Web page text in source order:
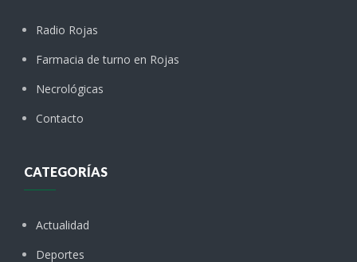
Radio Rojas
Farmacia de turno en Rojas
Necrológicas
Contacto
CATEGORÍAS
Actualidad
Deportes